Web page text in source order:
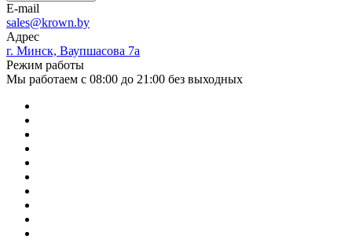
E-mail
sales@krown.by
Адрес
г. Минск, Ваупшасова 7а
Режим работы
Мы работаем с 08:00 до 21:00 без выходных